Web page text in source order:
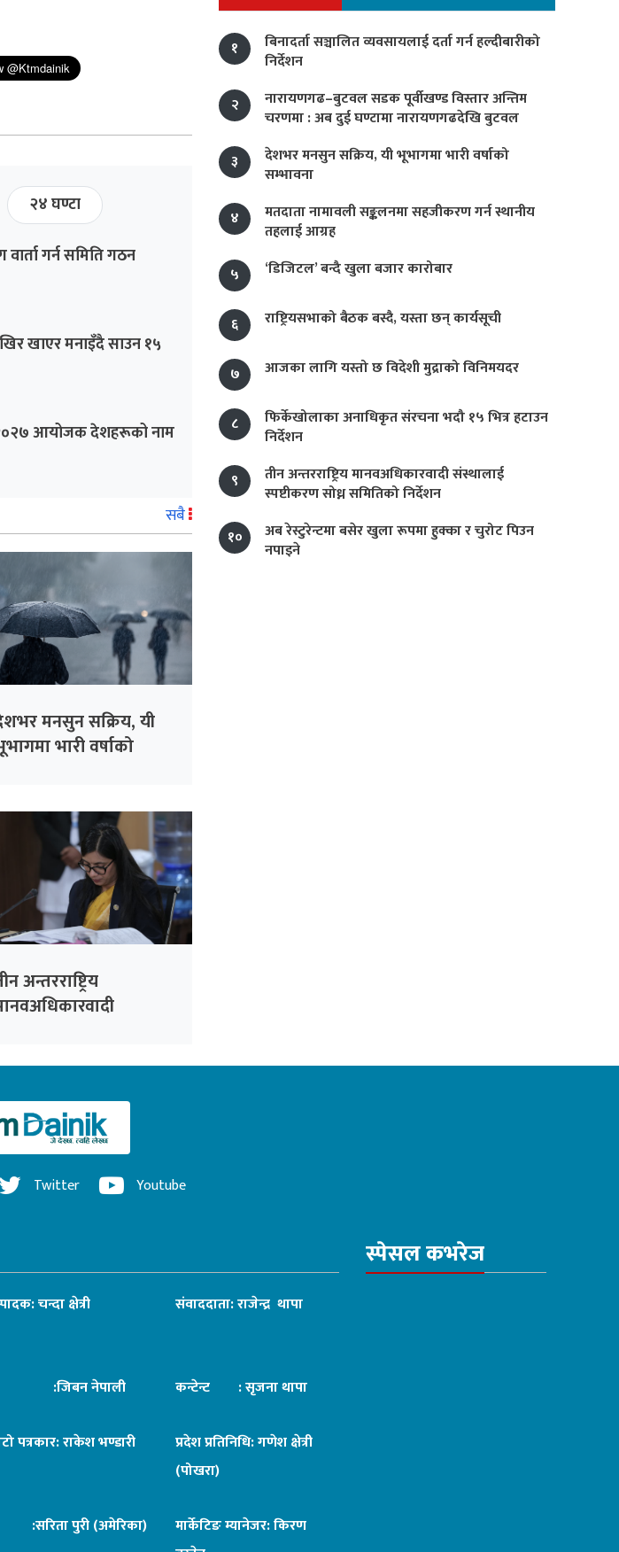
२४ घण्टा
गर्न समिति गठन
खाएर मनाइँदै साउन १५
आयोजक देशहरूको नाम
सबै
मनसुन सक्रिय, यी
भारी वर्षाको
अन्तरराष्ट्रिय
१
बिनादर्ता सञ्चालित व्यवसायलाई दर्ता गर्न हल्दीबारीको
निर्देशन
२
नारायणगढ–बुटवल सडक पूर्वीखण्ड विस्तार अन्तिम
चरणमा : अब दुई घण्टामा नारायणगढदेखि बुटवल
३
देशभर मनसुन सक्रिय, यी भूभागमा भारी वर्षाको
सम्भावना
४
मतदाता नामावली सङ्कलनमा सहजीकरण गर्न स्थानीय
तहलाई आग्रह
५
‘डिजिटल’ बन्दै खुला बजार कारोबार
६ राष्ट्रियसभाको बैठक बस्दै, यस्ता छन् कार्यसूची
७ आजका लागि यस्तो छ विदेशी मुद्राको विनिमयदर
८
फिर्केखोलाका अनाधिकृत संरचना भदौ १५ भित्र हटाउन
निर्देशन
९
तीन अन्तरराष्ट्रिय मानवअधिकारवादी संस्थालाई
स्पष्टीकरण सोध्न समितिको निर्देशन
१०
अब रेस्टुरेन्टमा बसेर खुला रूपमा हुक्का र चुरोट पिउन
नपाइने
Twitter Youtube
चन्दा क्षेत्री संवाददाता: राजेन्द्र थापा
नेपाली कन्टेन्ट : सृजना थापा
पत्रकार: राकेश भण्डारी
प्रदेश प्रतिनिधि: गणेश क्षेत्री
(पोखरा)
पुरी (अमेरिका)
मार्केटिङ म्यानेजर: किरण
स्पेसल कभरेज